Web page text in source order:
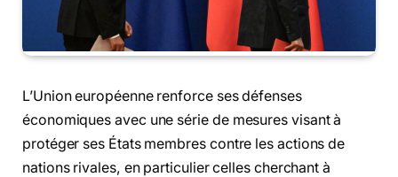
L’Union européenne renforce ses défenses
économiques avec une série de mesures visant à
protéger ses États membres contre les actions de
nations rivales, en particulier celles cherchant à